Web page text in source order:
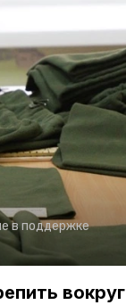
в поддержке
вокруг